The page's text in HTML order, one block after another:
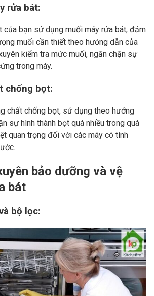
rửa bát:
của bạn sử dụng muối máy rửa bát, đảm
muối cần thiết theo hướng dẫn của
kiểm tra mức muối, ngăn chặn sự
trong máy.
chống bọt:
chất chống bọt, sử dụng theo hướng
sự hình thành bọt quá nhiều trong quá
quan trọng đối với các máy có tính
bảo dưỡng và vệ
bát
bộ lọc: